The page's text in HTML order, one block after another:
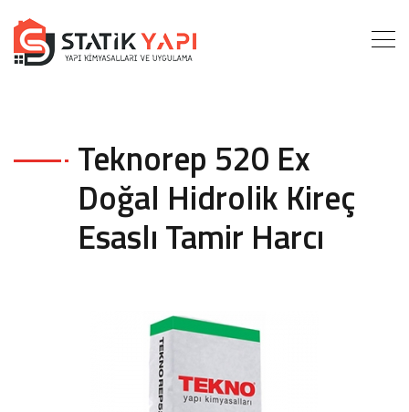
Teknorep 520 Ex
Doğal Hidrolik Kireç
Esaslı Tamir Harcı